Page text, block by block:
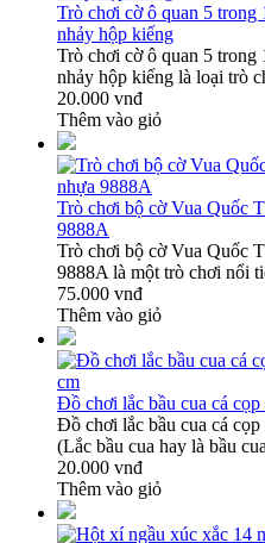
Trò chơi cờ ô quan 5 trong
nhảy hộp kiếng
Trò chơi cờ ô quan 5 trong
nhảy hộp kiếng là loại trò
20.000 vnđ
Thêm vào giỏ
Trò chơi bộ cờ Vua Quốc
9888A
Trò chơi bộ cờ Vua Quốc
9888A là một trò chơi nổi
75.000 vnđ
Thêm vào giỏ
Đồ chơi lắc bầu cua cá
Đồ chơi lắc bầu cua cá
(Lắc bầu cua hay là bầu
20.000 vnđ
Thêm vào giỏ